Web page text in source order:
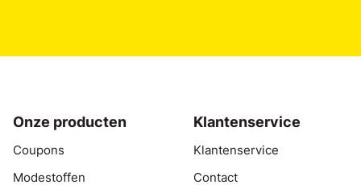
Onze producten
Coupons
Modestoffen
Klantenservice
Klantenservice
Contact